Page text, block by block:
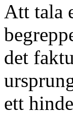
Att tala
det
ett